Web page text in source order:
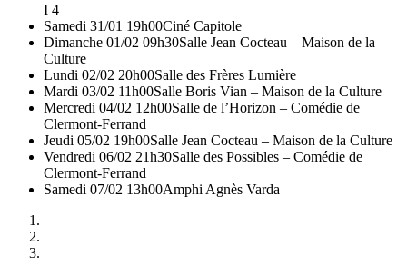
I 4
Samedi 31/01 19h00Ciné Capitole
Dimanche 01/02 09h30Salle Jean Cocteau – Maison de la
Culture
Lundi 02/02 20h00Salle des Frères Lumière
Mardi 03/02 11h00Salle Boris Vian – Maison de la Culture
Mercredi 04/02 12h00Salle de l’Horizon – Comédie de
Clermont-Ferrand
Jeudi 05/02 19h00Salle Jean Cocteau – Maison de la Culture
Vendredi 06/02 21h30Salle des Possibles – Comédie de
Clermont-Ferrand
Samedi 07/02 13h00Amphi Agnès Varda